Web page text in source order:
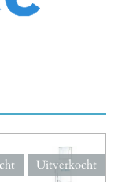
Uitverkocht